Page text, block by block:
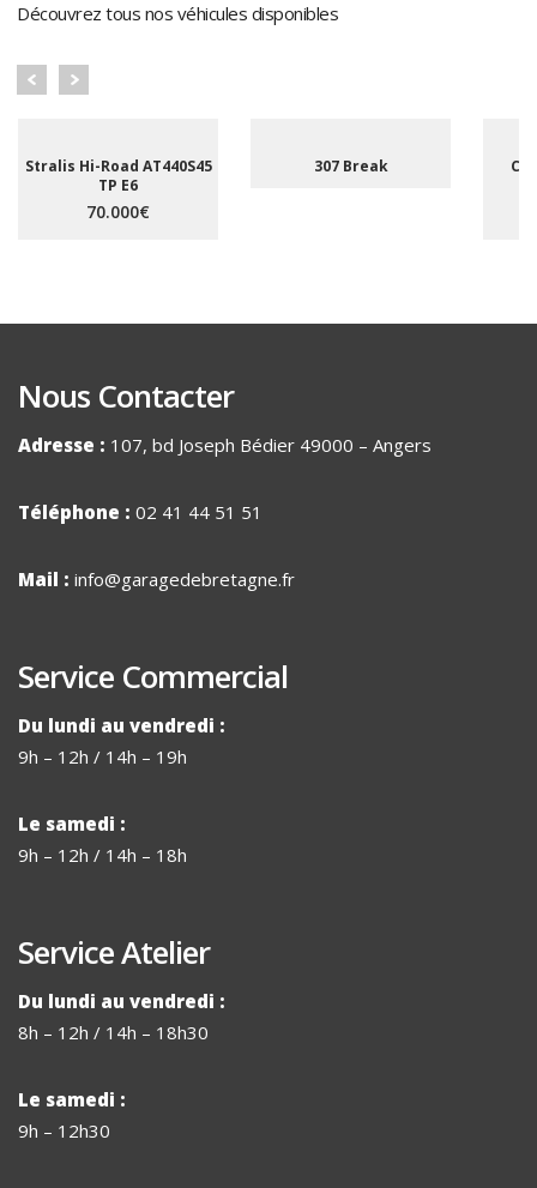
Découvrez tous nos véhicules disponibles
Stralis Hi-Road AT440S45
TP E6
70.000€
307 Break
C5
Nous Contacter
Adresse : 107, bd Joseph Bédier 49000 – Angers
Téléphone : 02 41 44 51 51
Mail : info@garagedebretagne.fr
Service Commercial
Du lundi au vendredi :
9h – 12h / 14h – 19h
Le samedi :
9h – 12h / 14h – 18h
Service Atelier
Du lundi au vendredi :
8h – 12h / 14h – 18h30
Le samedi :
9h – 12h30